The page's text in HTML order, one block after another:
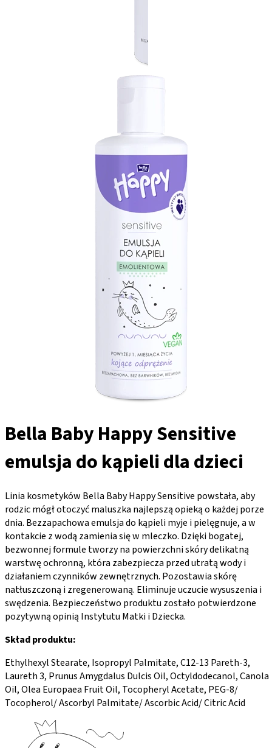
Bella Baby Happy Sensitive
emulsja do kąpieli dla dzieci
Linia kosmetyków Bella Baby Happy Sensitive powstała, aby
rodzic mógł otoczyć maluszka najlepszą opieką o każdej porze
dnia. Bezzapachowa emulsja do kąpieli myje i pielęgnuje, a w
kontakcie z wodą zamienia się w mleczko. Dzięki bogatej,
bezwonnej formule tworzy na powierzchni skóry delikatną
warstwę ochronną, która zabezpiecza przed utratą wody i
działaniem czynników zewnętrznych. Pozostawia skórę
natłuszczoną i zregenerowaną. Eliminuje uczucie wysuszenia i
swędzenia. Bezpieczeństwo produktu zostało potwierdzone
pozytywną opinią Instytutu Matki i Dziecka.
Skład produktu:
Ethylhexyl Stearate, Isopropyl Palmitate, C12-13 Pareth-3,
Laureth 3, Prunus Amygdalus Dulcis Oil, Octyldodecanol, Canola
Oil, Olea Europaea Fruit Oil, Tocopheryl Acetate, PEG-8/
Tocopherol/ Ascorbyl Palmitate/ Ascorbic Acid/ Citric Acid